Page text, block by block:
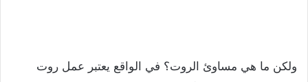
ولكن ما هي مساوئ الروت؟ في الواقع يعتبر عمل روت